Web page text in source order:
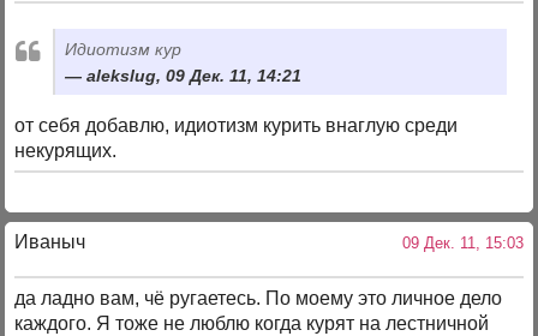
Идиотизм кур
alekslug, 09 Дек. 11, 14:21
от себя добавлю, идиотизм курить внаглую среди
некурящих.
Иваныч 09 Дек. 11, 15:03
да ладно вам, чё ругаетесь. По моему это личное дело
каждого. Я тоже не люблю когда курят на лестничной